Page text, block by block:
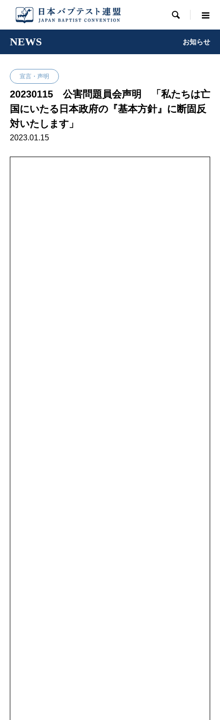

NEWS お知らせ
宣言・声明
20230115 公害問題員会声明 「私たちは亡
国にいたる日本政府の『基本方針』に断固反
対いたします」
2023.01.15